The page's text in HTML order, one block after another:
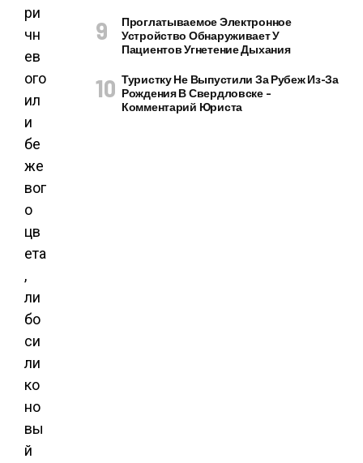
ри
чн
ев
ого
ил
и
бе
же
вог
о
цв
ета
,
ли
бо
си
ли
ко
но
вы
й
Проглатываемое Электронное
Устройство Обнаруживает У
Пациентов Угнетение Дыхания
Туристку Не Выпустили За Рубеж Из-За
Рождения В Свердловске –
Комментарий Юриста